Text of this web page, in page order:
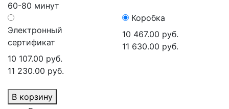
60-80 минут
Электронный
сертификат
10 107.00 руб.
11 230.00 руб.
Коробка
10 467.00 руб.
11 630.00 руб.
В корзину